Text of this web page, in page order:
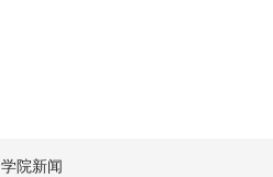
学院新闻